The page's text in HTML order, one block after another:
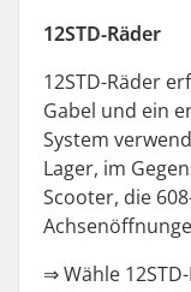
12STD-Räder
12STD-Räder
Gabel und ein
System
Lager, im
Scooter, die
⇒Wähle